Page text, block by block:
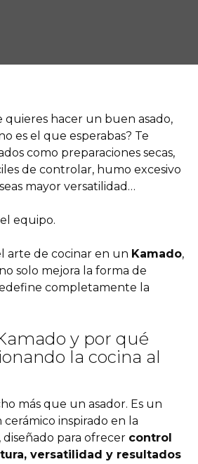
quieres hacer un buen asado,
es el que esperabas? Te
como preparaciones secas,
de controlar, humo excesivo
mayor versatilidad…
equipo.
arte de cocinar en un Kamado,
solo mejora la forma de
completamente la
y por qué
la cocina al
más que un asador. Es un
cerámico inspirado en la
diseñado para ofrecer control
versatilidad y resultados